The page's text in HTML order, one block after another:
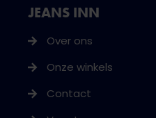
JEANS INN
Over ons
Onze winkels
Contact